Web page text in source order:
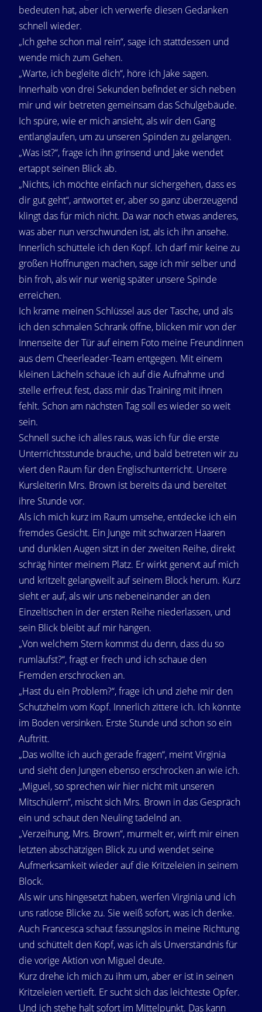
bedeuten hat, aber ich verwerfe diesen Gedanken
schnell wieder.
„Ich gehe schon mal rein“, sage ich stattdessen und
wende mich zum Gehen.
„Warte, ich begleite dich“, höre ich Jake sagen.
Innerhalb von drei Sekunden befindet er sich neben
mir und wir betreten gemeinsam das Schulgebäude.
Ich spüre, wie er mich ansieht, als wir den Gang
entlanglaufen, um zu unseren Spinden zu gelangen.
„Was ist?“, frage ich ihn grinsend und Jake wendet
ertappt seinen Blick ab.
„Nichts, ich möchte einfach nur sichergehen, dass es
dir gut geht“, antwortet er, aber so ganz überzeugend
klingt das für mich nicht. Da war noch etwas anderes,
was aber nun verschwunden ist, als ich ihn ansehe.
Innerlich schüttele ich den Kopf. Ich darf mir keine zu
großen Hoffnungen machen, sage ich mir selber und
bin froh, als wir nur wenig später unsere Spinde
erreichen.
Ich krame meinen Schlüssel aus der Tasche, und als
ich den schmalen Schrank öffne, blicken mir von der
Innenseite der Tür auf einem Foto meine Freundinnen
aus dem Cheerleader-Team entgegen. Mit einem
kleinen Lächeln schaue ich auf die Aufnahme und
stelle erfreut fest, dass mir das Training mit ihnen
fehlt. Schon am nächsten Tag soll es wieder so weit
sein.
Schnell suche ich alles raus, was ich für die erste
Unterrichtsstunde brauche, und bald betreten wir zu
viert den Raum für den Englischunterricht. Unsere
Kursleiterin Mrs. Brown ist bereits da und bereitet
ihre Stunde vor.
Als ich mich kurz im Raum umsehe, entdecke ich ein
fremdes Gesicht. Ein Junge mit schwarzen Haaren
und dunklen Augen sitzt in der zweiten Reihe, direkt
schräg hinter meinem Platz. Er wirkt genervt auf mich
und kritzelt gelangweilt auf seinem Block herum. Kurz
sieht er auf, als wir uns nebeneinander an den
Einzeltischen in der ersten Reihe niederlassen, und
sein Blick bleibt auf mir hängen.
„Von welchem Stern kommst du denn, dass du so
rumläufst?“, fragt er frech und ich schaue den
Fremden erschrocken an.
„Hast du ein Problem?“, frage ich und ziehe mir den
Schutzhelm vom Kopf. Innerlich zittere ich. Ich könnte
im Boden versinken. Erste Stunde und schon so ein
Auftritt.
„Das wollte ich auch gerade fragen“, meint Virginia
und sieht den Jungen ebenso erschrocken an wie ich.
„Miguel, so sprechen wir hier nicht mit unseren
Mitschülern“, mischt sich Mrs. Brown in das Gespräch
ein und schaut den Neuling tadelnd an.
„Verzeihung, Mrs. Brown“, murmelt er, wirft mir einen
letzten abschätzigen Blick zu und wendet seine
Aufmerksamkeit wieder auf die Kritzeleien in seinem
Block.
Als wir uns hingesetzt haben, werfen Virginia und ich
uns ratlose Blicke zu. Sie weiß sofort, was ich denke.
Auch Francesca schaut fassungslos in meine Richtung
und schüttelt den Kopf, was ich als Unverständnis für
die vorige Aktion von Miguel deute.
Kurz drehe ich mich zu ihm um, aber er ist in seinen
Kritzeleien vertieft. Er sucht sich das leichteste Opfer.
Und ich stehe halt sofort im Mittelpunkt. Das kann